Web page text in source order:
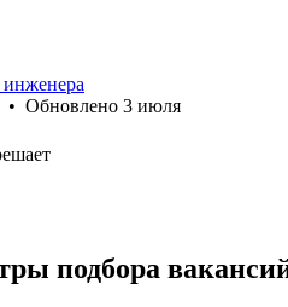
инженера
• Обновлено 3 июля
подбора